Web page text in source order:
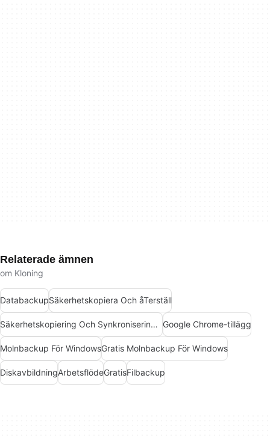
Relaterade ämnen
om Kloning
DatabackupSäkerhetskopiera Och åTerställ
Säkerhetskopiering Och Synkronisering För Windows Google Chrome-tillägg
Molnbackup För WindowsGratis Molnbackup För Windows
DiskavbildningArbetsflödeGratisFilbackup